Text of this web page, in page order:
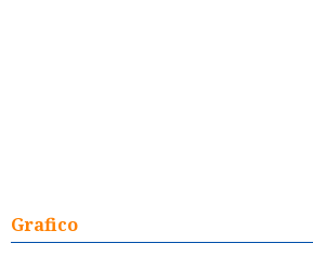
Grafico